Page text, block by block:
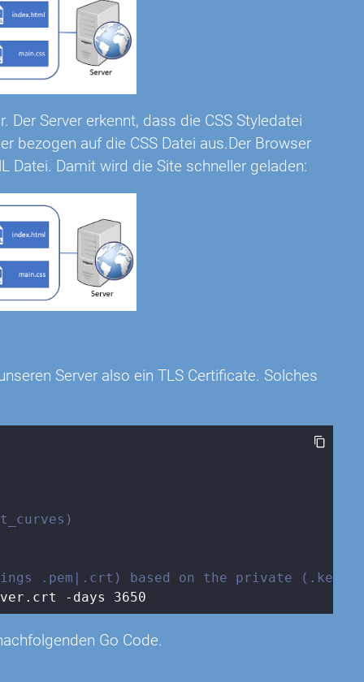
Server erkennt, dass die CSS Styledatei
bezogen auf die CSS Datei aus.Der Browser
Datei. Damit wird die Site schneller geladen:
Server also ein TLS Certificate. Solches
.pem|.crt) based on the private (.key)
-days 3650
Go Code.